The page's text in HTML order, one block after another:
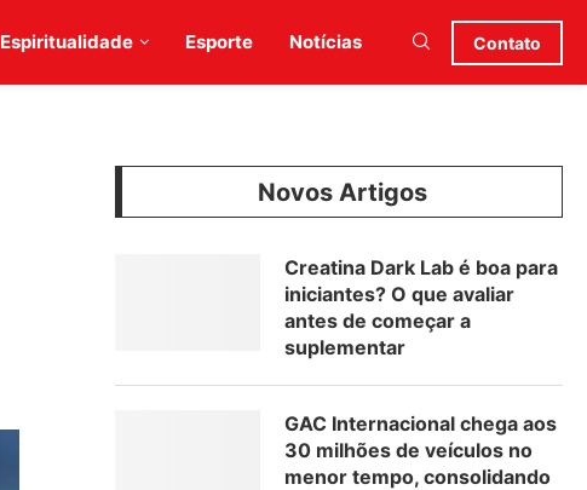
Espiritualidade Esporte Notícias Contato
Novos Artigos
Creatina Dark Lab é boa para
iniciantes? O que avaliar
antes de começar a
suplementar
GAC Internacional chega aos
30 milhões de veículos no
menor tempo, consolidando